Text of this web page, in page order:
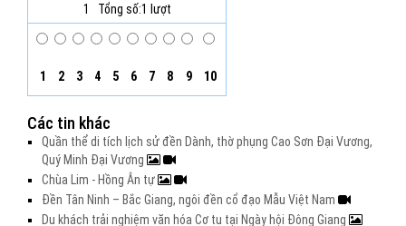
1
Tổng số:1 lượt
1 2 3 4 5 6 7 8 9 10
Các tin khác
Quần thể di tích lịch sử đền Dành, thờ phụng Cao Sơn Đại Vương,
Quý Minh Đại Vương
Chùa Lim - Hồng Ân tự
Đền Tân Ninh – Bắc Giang, ngôi đền cổ đạo Mẫu Việt Nam
Du khách trải nghiệm văn hóa Cơ tu tại Ngày hội Đông Giang